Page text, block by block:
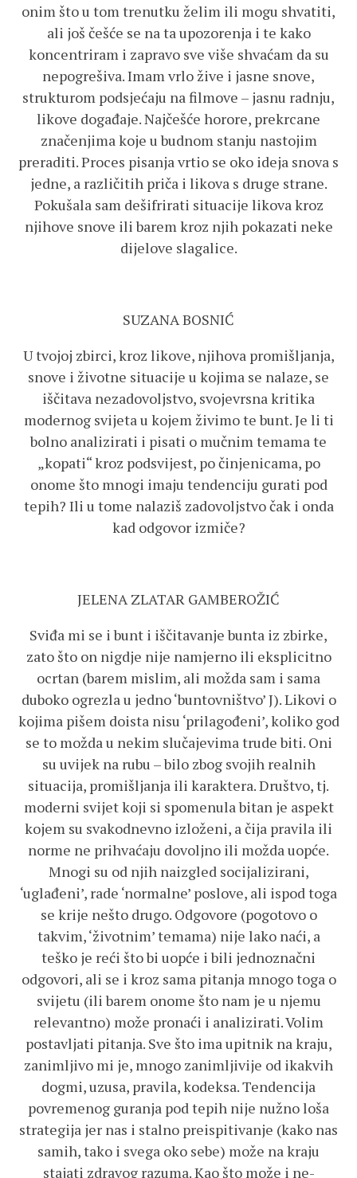
onim što u tom trenutku želim ili mogu shvatiti,
ali još češće se na ta upozorenja i te kako
koncentriram i zapravo sve više shvaćam da su
nepogrešiva. Imam vrlo žive i jasne snove,
strukturom podsjećaju na filmove – jasnu radnju,
likove događaje. Najčešće horore, prekrcane
značenjima koje u budnom stanju nastojim
preraditi. Proces pisanja vrtio se oko ideja snova s
jedne, a različitih priča i likova s druge strane.
Pokušala sam dešifrirati situacije likova kroz
njihove snove ili barem kroz njih pokazati neke
dijelove slagalice.
SUZANA BOSNIĆ
U tvojoj zbirci, kroz likove, njihova promišljanja,
snove i životne situacije u kojima se nalaze, se
iščitava nezadovoljstvo, svojevrsna kritika
modernog svijeta u kojem živimo te bunt. Je li ti
bolno analizirati i pisati o mučnim temama te
„kopati“ kroz podsvijest, po činjenicama, po
onome što mnogi imaju tendenciju gurati pod
tepih? Ili u tome nalaziš zadovoljstvo čak i onda
kad odgovor izmiče?
JELENA ZLATAR GAMBEROŽIĆ
Sviđa mi se i bunt i iščitavanje bunta iz zbirke,
zato što on nigdje nije namjerno ili eksplicitno
ocrtan (barem mislim, ali možda sam i sama
duboko ogrezla u jedno ‘buntovništvo’ J). Likovi o
kojima pišem doista nisu ‘prilagođeni’, koliko god
se to možda u nekim slučajevima trude biti. Oni
su uvijek na rubu – bilo zbog svojih realnih
situacija, promišljanja ili karaktera. Društvo, tj.
moderni svijet koji si spomenula bitan je aspekt
kojem su svakodnevno izloženi, a čija pravila ili
norme ne prihvaćaju dovoljno ili možda uopće.
Mnogi su od njih naizgled socijalizirani,
‘uglađeni’, rade ‘normalne’ poslove, ali ispod toga
se krije nešto drugo. Odgovore (pogotovo o
takvim, ‘životnim’ temama) nije lako naći, a
teško je reći što bi uopće i bili jednoznačni
odgovori, ali se i kroz sama pitanja mnogo toga o
svijetu (ili barem onome što nam je u njemu
relevantno) može pronaći i analizirati. Volim
postavljati pitanja. Sve što ima upitnik na kraju,
zanimljivo mi je, mnogo zanimljivije od ikakvih
dogmi, uzusa, pravila, kodeksa. Tendencija
povremenog guranja pod tepih nije nužno loša
strategija jer nas i stalno preispitivanje (kako nas
samih, tako i svega oko sebe) može na kraju
stajati zdravog razuma. Kao što može i ne-